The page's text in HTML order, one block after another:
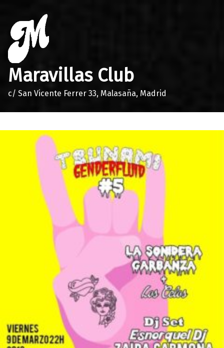
Maravillas Club
c/ San Vicente Ferrer 33, Malasaña, Madrid